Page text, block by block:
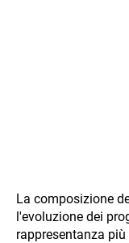
La composizione
l'evoluzione dei
rappresentanza